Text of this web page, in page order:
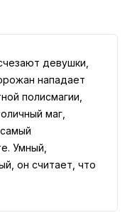
девушки,
нападает
полисмагии,
маг,
Умный,
он считает, что
каждому.